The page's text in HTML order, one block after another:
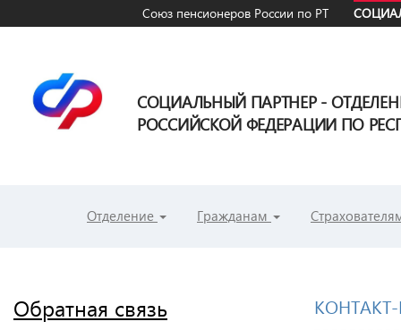
Союз пенсионеров России по РТ
СОЦИАЛЬНЫЙ ПАРТНЕР -
РОССИЙСКОЙ ФЕДЕРАЦИИ ПО
Отделение Гражданам
Обратная связь